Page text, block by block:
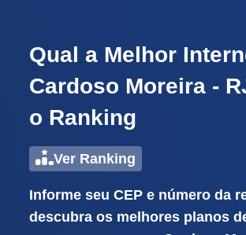
Qual a Melhor
Cardoso Moreira -
o Ranking
Ver Ranking
Informe seu CEP e número da
descubra os melhores planos